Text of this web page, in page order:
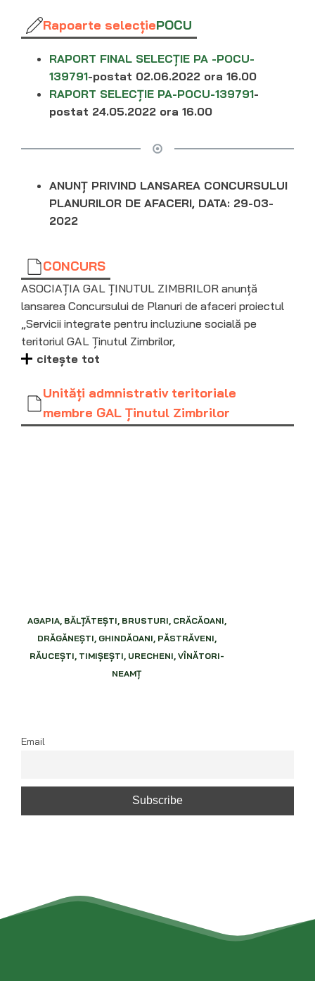
Rapoarte selecțiePOCU
RAPORT FINAL SELECȚIE PA -POCU-
139791-postat 02.06.2022 ora 16.00
RAPORT SELECȚIE PA-POCU-139791-
postat 24.05.2022 ora 16.00
ANUNȚ PRIVIND LANSAREA CONCURSULUI
PLANURILOR DE AFACERI, DATA: 29-03-
2022
CONCURS
ASOCIAȚIA GAL ȚINUTUL ZIMBRILOR anunță
lansarea Concursului de Planuri de afaceri proiectul
„Servicii integrate pentru incluziune socială pe
teritoriul GAL Ținutul Zimbrilor,
citește tot
Unităţi admnistrativ teritoriale
membre GAL Ţinutul Zimbrilor
AGAPIA, BĂLŢĂTEŞTI, BRUSTURI, CRĂCĂOANI,
DRĂGĂNEŞTI, GHINDĂOANI, PĂSTRĂVENI,
RĂUCEŞTI, TIMIŞEŞTI, URECHENI, VÎNĂTORI-
NEAMŢ
Email